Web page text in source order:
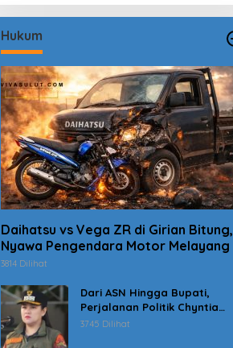
Hukum
Daihatsu vs Vega ZR di Girian Bitung,
Nyawa Pengendara Motor Melayang
3814 Dilihat
Dari ASN Hingga Bupati,
Perjalanan Politik Chyntia
Kalangit Berujung Kasus
3745 Dilihat